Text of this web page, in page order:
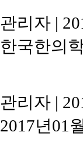
관리자 |
한국한의
관리자 |
2017년01